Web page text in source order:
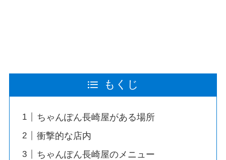
もくじ
ちゃんぽん長崎屋がある場所
衝撃的な店内
ちゃんぽん長崎屋のメニュー